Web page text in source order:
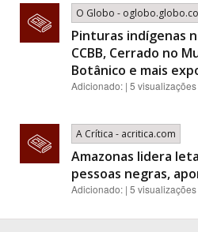
O Globo -
Pinturas indígenas
CCBB, Cerrado no
Botânico e mais
Adicionado: | 5 visualizações
A Crítica - acritica.com
Amazonas lidera
pessoas negras,
Adicionado: | 5 visualizações